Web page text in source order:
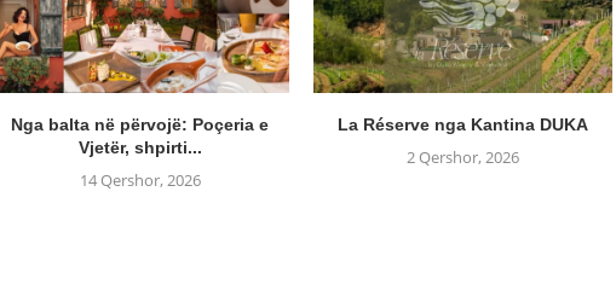
Nga balta në përvojë: Poçeria e
Vjetër, shpirti...
14 Qershor, 2026
La Réserve nga Kantina DUKA
2 Qershor, 2026